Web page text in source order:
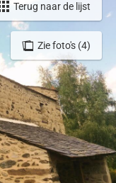
Zie foto's (4)
Terug naar de lijst